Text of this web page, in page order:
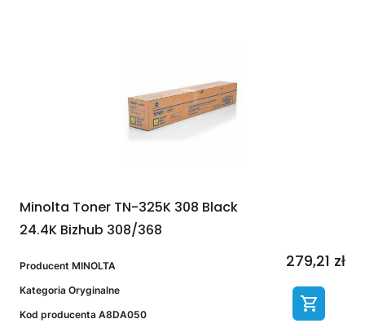
Minolta Toner TN-325K 308 Black
24.4K Bizhub 308/368
Producent MINOLTA
Kategoria Oryginalne
Kod producenta A8DA050
279,21 zł